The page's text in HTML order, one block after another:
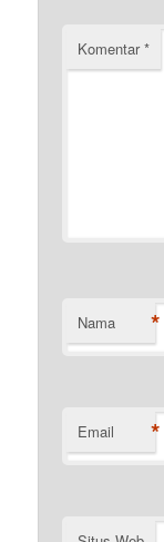
Komentar*
Nama *
Email *